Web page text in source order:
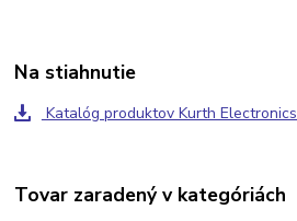
Na stiahnutie
Katalóg produktov Kurth
Tovar zaradený v kategóriách